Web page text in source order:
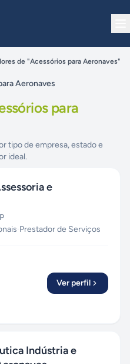
de "Acessórios para Aeronaves"
Aeronaves
para
tipo de empresa, estado e
ideal.
e
·Prestador de Serviços
Ver perfil
Indústria e